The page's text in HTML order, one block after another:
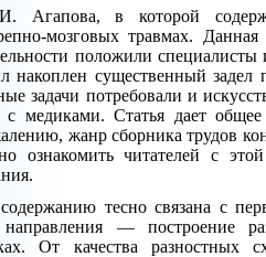
Агапова, в которой
мозговых травмах.
положили
существенный задел
задачи потребовали и
с медиками. Статья дает
жанр сборника трудов
ознакомить читателей с
тесно связана с
направления — построение
От качества разностных